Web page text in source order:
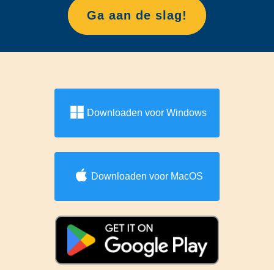
Ga aan de slag!
Downloaden voor Windows
Downloaden voor MacOS